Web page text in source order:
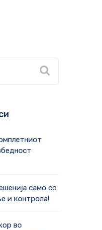
само со
и контрола!
во